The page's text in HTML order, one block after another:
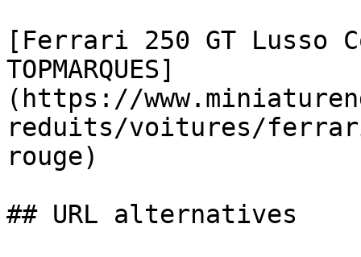
[Ferrari 250 GT Lusso
TOPMARQUES]
(https://
reduits/voitures/
rouge)
## URL alternatives